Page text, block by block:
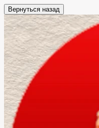
Вернуться назад